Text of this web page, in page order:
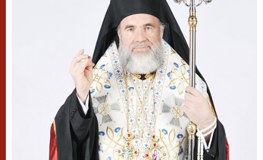
Schimbarea la Față a
Mântuitorului Iisus Hristos este
unul din Praznicele împărătești ale Bisericii
Ortodoxe, sărbătorită la 6 august.
Sfântul Antonie de la
Optina
Doamne, ajută-mi să văd păcatele
mele; Doamne, dă-mi răbdare,
mărinimie şi blândeţe!